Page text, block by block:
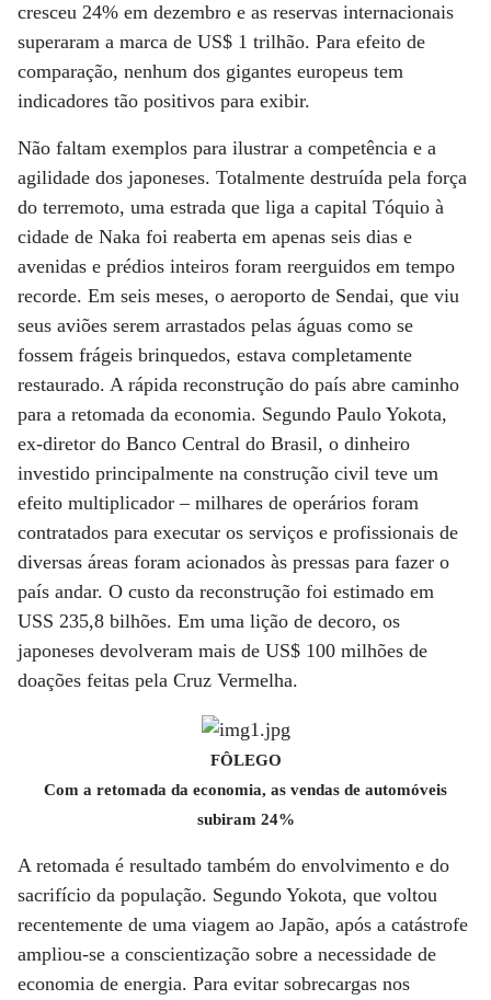
cresceu 24% em dezembro e as reservas internacionais
superaram a marca de US$ 1 trilhão. Para efeito de
comparação, nenhum dos gigantes europeus tem
indicadores tão positivos para exibir.
Não faltam exemplos para ilustrar a competência e a
agilidade dos japoneses. Totalmente destruída pela força
do terremoto, uma estrada que liga a capital Tóquio à
cidade de Naka foi reaberta em apenas seis dias e
avenidas e prédios inteiros foram reerguidos em tempo
recorde. Em seis meses, o aeroporto de Sendai, que viu
seus aviões serem arrastados pelas águas como se
fossem frágeis brinquedos, estava completamente
restaurado. A rápida reconstrução do país abre caminho
para a retomada da economia. Segundo Paulo Yokota,
ex-diretor do Banco Central do Brasil, o dinheiro
investido principalmente na construção civil teve um
efeito multiplicador – milhares de operários foram
contratados para executar os serviços e profissionais de
diversas áreas foram acionados às pressas para fazer o
país andar. O custo da reconstrução foi estimado em
USS 235,8 bilhões. Em uma lição de decoro, os
japoneses devolveram mais de US$ 100 milhões de
doações feitas pela Cruz Vermelha.
FÔLEGO
Com a retomada da economia, as vendas de automóveis
subiram 24%
A retomada é resultado também do envolvimento e do
sacrifício da população. Segundo Yokota, que voltou
recentemente de uma viagem ao Japão, após a catástrofe
ampliou-se a conscientização sobre a necessidade de
economia de energia. Para evitar sobrecargas nos